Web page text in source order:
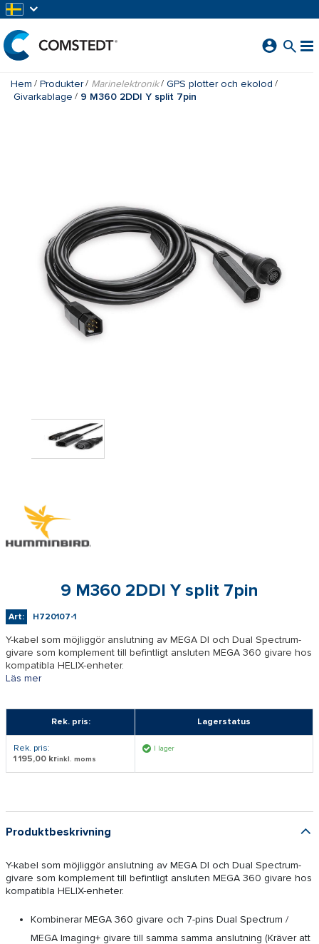
Hem Produkter Marinelektronik
GPS plotter och ekolod
Givarkablage
9 M360 2DDI Y split 7pin
9 M360 2DDI Y split 7pin
Art: H720107-1
Y-kabel som möjliggör anslutning av MEGA DI och Dual Spectrum-
givare som komplement till befintligt ansluten MEGA 360 givare hos
kompatibla HELIX-enheter.
Läs mer
Rek. pris: Lagerstatus
Rek. pris:
1 195,00 krinkl. moms
I lager
Produktbeskrivning
Y-kabel som möjliggör anslutning av MEGA DI och Dual Spectrum-
givare som komplement till befintligt ansluten MEGA 360 givare hos
kompatibla HELIX-enheter.
Kombinerar MEGA 360 givare och 7-pins Dual Spectrum /
MEGA Imaging+ givare till samma samma anslutning (Kräver att